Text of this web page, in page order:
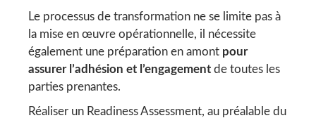
Le processus de transformation ne se limite pas à
la mise en œuvre opérationnelle, il nécessite
également une préparation en amont pour
assurer l’adhésion et l’engagementde toutes les
parties prenantes.
Réaliser un Readiness Assessment, au préalable du